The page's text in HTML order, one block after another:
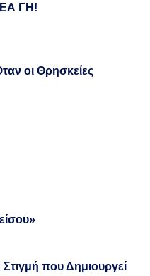
ΓΗ!
οι Θρησκείες
που Δημιουργεί